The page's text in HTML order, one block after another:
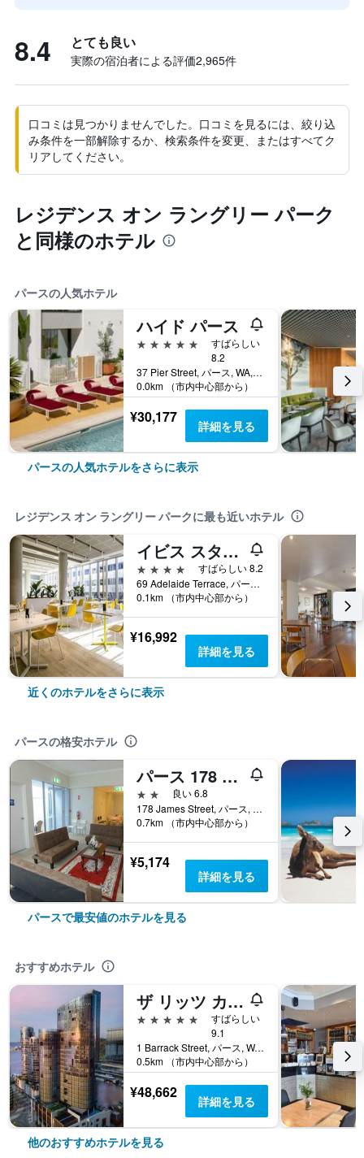
8.4 とても良い
実際の宿泊者による評価2,965​件
口コミは見つかりませんでした。口コミを見るには、絞り込
み条件を一部解除するか、検索条件を変更、またはすべてク
リアしてください。
レジデンス オン ラングリー パーク
と同様のホテル
パースの人気ホテル
ハイド パース
5つ星
すばらしい
8.2
37 Pier Street, パース, WA, オーストラリア
0.0km （市内中心部から）
¥30,177 詳細を見る
パースの人気ホテルをさらに表示
レジデンス オン ラングリー パークに最も近いホテル
イビス スタイルズ イースト パース
4つ星
すばらしい 8.2
69 Adelaide Terrace, パース, WA, オーストラリア
0.1km （市内中心部から）
¥16,992
詳細を見る
近くのホテルをさらに表示
パースの格安ホテル
パース 178 バックパッカーズ 【チェックイン時に要パスポート】
2つ星
良い 6.8
178 James Street, パース, WA, オーストラリア
0.7km （市内中心部から）
¥5,174
詳細を見る
パースで最安値のホテルを見る
おすすめホテル
ザ リッツ カールトン、パース
5つ星
すばらしい
9.1
1 Barrack Street, パース, WA, オーストラリア
0.5km （市内中心部から）
¥48,662 詳細を見る
他のおすすめホテルを見る